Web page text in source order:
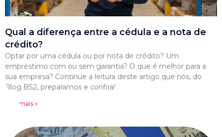
Qual a diferença entre a cédula e a nota de
crédito?
Optar por uma cédula ou por nota de crédito? Um
empréstimo com ou sem garantia? O que é melhor para a
sua empresa? Continue a leitura deste artigo que nós, do
Blog BS2, preparamos e confira!
Leia mais »